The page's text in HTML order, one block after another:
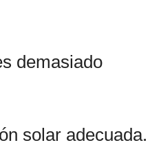
demasiado
solar adecuada.